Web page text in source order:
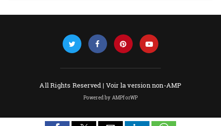
All Rights Reserved | Voir la version non-AMP
Powered by AMPforWP